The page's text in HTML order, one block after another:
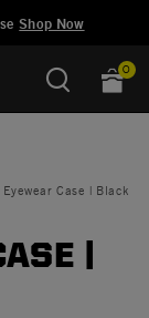
Shop Now
0
Case | Black
|